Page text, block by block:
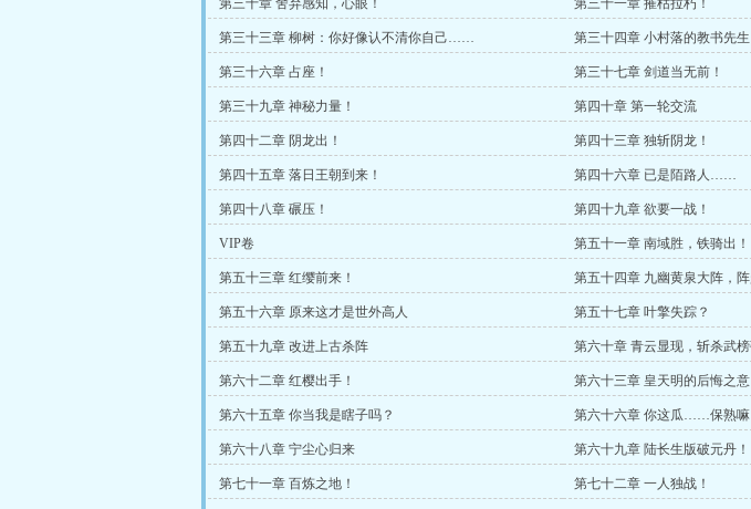
第三十章 舍弃感知，心眼！ 第三十一章 摧枯拉朽！
第三十三章 柳树：你好像认不清你自己…… 第三十四章 小村落的教书先生
第三十六章 占座！ 第三十七章 剑道当无前！
第三十九章 神秘力量！ 第四十章 第一轮交流
第四十二章 阴龙出！ 第四十三章 独斩阴龙！
第四十五章 落日王朝到来！ 第四十六章 已是陌路人……
第四十八章 碾压！ 第四十九章 欲要一战！
VIP卷 第五十一章 南域胜，铁骑出！
第五十三章 红缨前来！ 第五十四章 九幽黄泉大阵，阵
第五十六章 原来这才是世外高人 第五十七章 叶擎失踪？
第五十九章 改进上古杀阵 第六十章 青云显现，斩杀武榜
第六十二章 红樱出手！ 第六十三章 皇天明的后悔之意
第六十五章 你当我是瞎子吗？ 第六十六章 你这瓜……保熟嘛
第六十八章 宁尘心归来 第六十九章 陆长生版破元丹！
第七十一章 百炼之地！ 第七十二章 一人独战！